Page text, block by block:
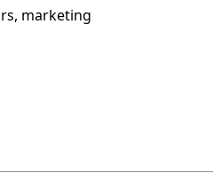
marketing